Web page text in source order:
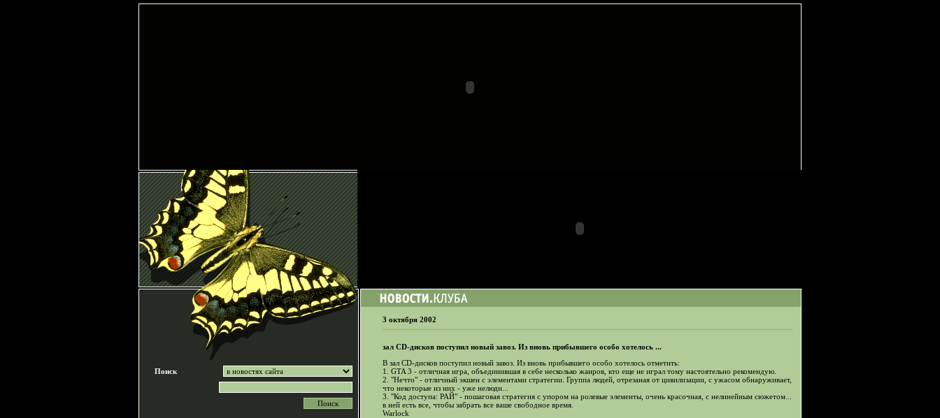
Поиск
3 октября 2002
зал CD-дисков поступил новый завоз. Из вновь прибывшего особо хотелось ...
В зал CD-дисков поступил новый завоз. Из вновь прибывшего особо хотелось отметить:
1. GTA 3 - отличная игра, объединившая в себе несколько жанров, кто еще не играл тому настоятельно рекомендую.
2. "Нечто" - отличный экшен с элементами стратегии. Группа людей, отрезаная от цивилизации, с ужасом обнаруживает,
что некоторые из них - уже нелюди...
3. "Код доступа: РАЙ" - пошаговая стратегия с упором на ролевые элементы, очень красочная, с нелинейным сюжетом...
в ней есть все, чтобы забрать все ваше свободное время.
Warlock